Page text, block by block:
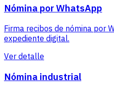
Nómina por WhatsApp
Firma recibos de nómina por
expediente digital.
Ver detalle
Nómina industrial